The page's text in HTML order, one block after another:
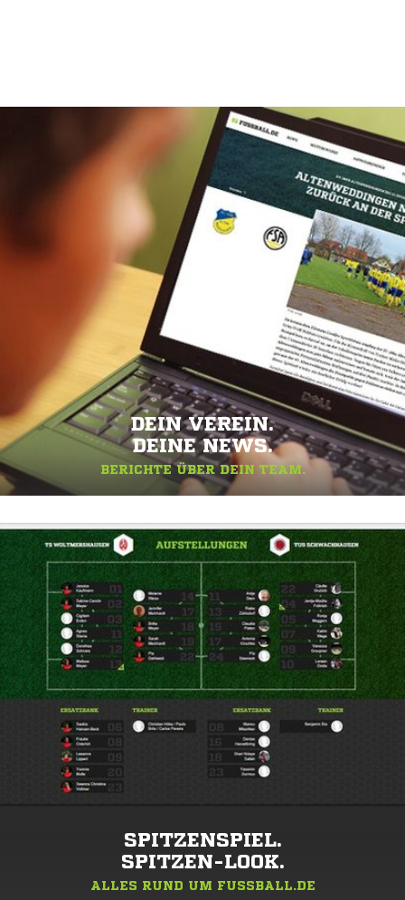
DEIN VEREIN.
DEINE NEWS.
BERICHTE ÜBER DEIN TEAM.
SPITZENSPIEL.
SPITZEN-LOOK.
ALLES RUND UM FUSSBALL.DE